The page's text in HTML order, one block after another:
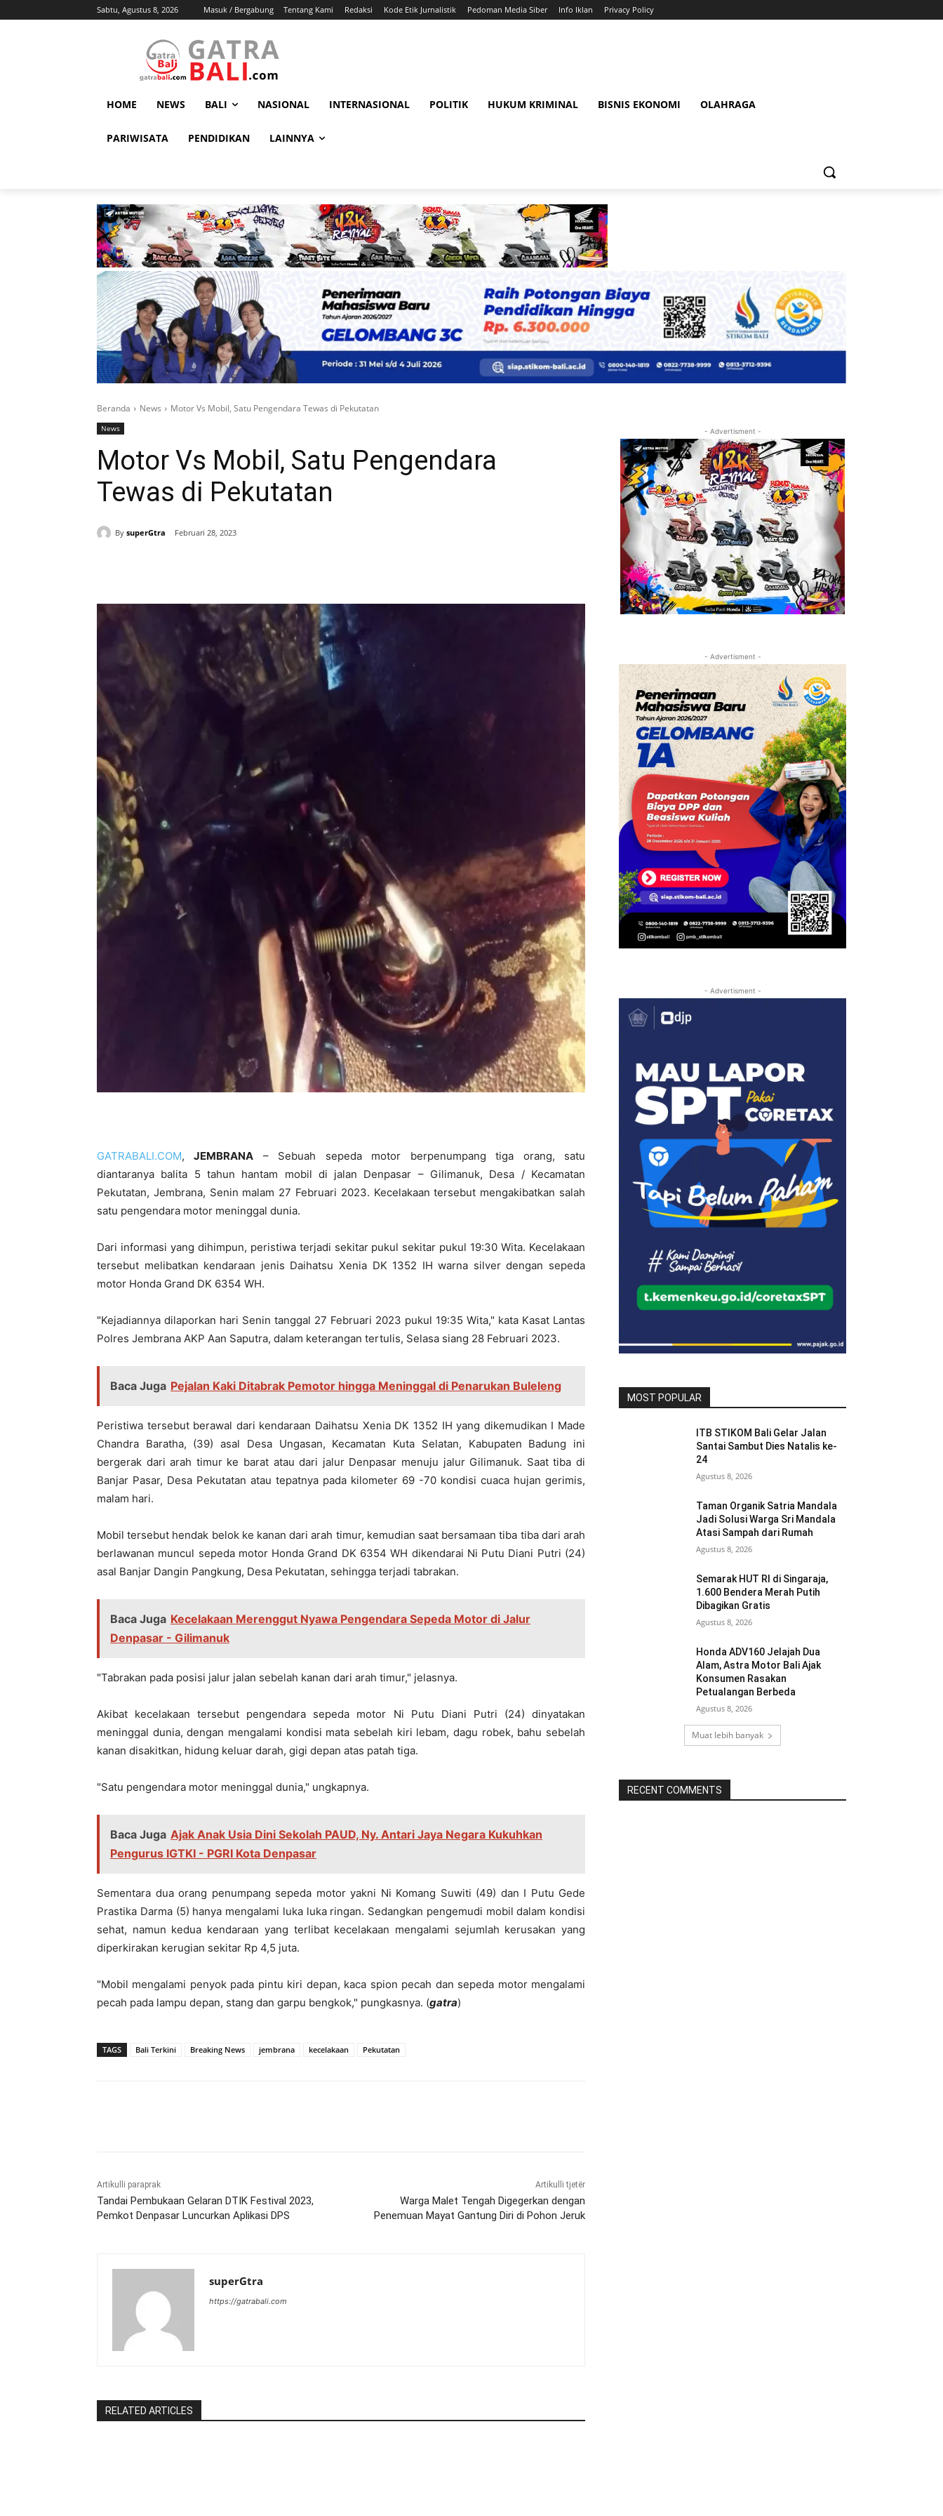
Sabtu, Agustus 8, 2026 Masuk / Bergabung Tentang Kami Redaksi Kode Etik Jurnalistik Pedoman Media Siber Info Iklan Privacy Policy
HOME NEWS BALI NASIONAL INTERNASIONAL POLITIK HUKUM KRIMINAL BISNIS EKONOMI OLAHRAGA
PARIWISATA PENDIDIKAN LAINNYA
Beranda News Motor Vs Mobil, Satu Pengendara Tewas di Pekutatan
News
Motor Vs Mobil, Satu Pengendara
Tewas di Pekutatan
By superGtra Februari 28, 2023
GATRABALI.COM,JEMBRANA – Sebuah sepeda motor berpenumpang tiga orang, satu
diantaranya balita 5 tahun hantam mobil di jalan Denpasar – Gilimanuk, Desa / Kecamatan
Pekutatan, Jembrana, Senin malam 27 Februari 2023. Kecelakaan tersebut mengakibatkan salah
satu pengendara motor meninggal dunia.
Dari informasi yang dihimpun, peristiwa terjadi sekitar pukul sekitar pukul 19:30 Wita. Kecelakaan
tersebut melibatkan kendaraan jenis Daihatsu Xenia DK 1352 IH warna silver dengan sepeda
motor Honda Grand DK 6354 WH.
"Kejadiannya dilaporkan hari Senin tanggal 27 Februari 2023 pukul 19:35 Wita," kata Kasat Lantas
Polres Jembrana AKP Aan Saputra, dalam keterangan tertulis, Selasa siang 28 Februari 2023.
Baca Juga Pejalan Kaki Ditabrak Pemotor hingga Meninggal di Penarukan Buleleng
Peristiwa tersebut berawal dari kendaraan Daihatsu Xenia DK 1352 IH yang dikemudikan I Made
Chandra Baratha, (39) asal Desa Ungasan, Kecamatan Kuta Selatan, Kabupaten Badung ini
bergerak dari arah timur ke barat atau dari jalur Denpasar menuju jalur Gilimanuk. Saat tiba di
Banjar Pasar, Desa Pekutatan atau tepatnya pada kilometer 69 -70 kondisi cuaca hujan gerimis,
malam hari.
Mobil tersebut hendak belok ke kanan dari arah timur, kemudian saat bersamaan tiba tiba dari arah
berlawanan muncul sepeda motor Honda Grand DK 6354 WH dikendarai Ni Putu Diani Putri (24)
asal Banjar Dangin Pangkung, Desa Pekutatan, sehingga terjadi tabrakan.
Baca Juga Kecelakaan Merenggut Nyawa Pengendara Sepeda Motor di Jalur
Denpasar - Gilimanuk
"Tabrakan pada posisi jalur jalan sebelah kanan dari arah timur," jelasnya.
Akibat kecelakaan tersebut pengendara sepeda motor Ni Putu Diani Putri (24) dinyatakan
meninggal dunia, dengan mengalami kondisi mata sebelah kiri lebam, dagu robek, bahu sebelah
kanan disakitkan, hidung keluar darah, gigi depan atas patah tiga.
"Satu pengendara motor meninggal dunia," ungkapnya.
Baca Juga Ajak Anak Usia Dini Sekolah PAUD, Ny. Antari Jaya Negara Kukuhkan
Pengurus IGTKI - PGRI Kota Denpasar
Sementara dua orang penumpang sepeda motor yakni Ni Komang Suwiti (49) dan I Putu Gede
Prastika Darma (5) hanya mengalami luka luka ringan. Sedangkan pengemudi mobil dalam kondisi
sehat, namun kedua kendaraan yang terlibat kecelakaan mengalami sejumlah kerusakan yang
diperkirakan kerugian sekitar Rp 4,5 juta.
"Mobil mengalami penyok pada pintu kiri depan, kaca spion pecah dan sepeda motor mengalami
pecah pada lampu depan, stang dan garpu bengkok," pungkasnya. (gatra)
TAGS Bali Terkini Breaking News jembrana kecelakaan Pekutatan
Artikulli paraprak
Tandai Pembukaan Gelaran DTIK Festival 2023,
Pemkot Denpasar Luncurkan Aplikasi DPS
Artikulli tjetër
Warga Malet Tengah Digegerkan dengan
Penemuan Mayat Gantung Diri di Pohon Jeruk
superGtra
https://gatrabali.com
RELATED ARTICLES
- Advertisment -
- Advertisment -
- Advertisment -
MOST POPULAR
ITB STIKOM Bali Gelar Jalan
Santai Sambut Dies Natalis ke-
24
Agustus 8, 2026
Taman Organik Satria Mandala
Jadi Solusi Warga Sri Mandala
Atasi Sampah dari Rumah
Agustus 8, 2026
Semarak HUT RI di Singaraja,
1.600 Bendera Merah Putih
Dibagikan Gratis
Agustus 8, 2026
Honda ADV160 Jelajah Dua
Alam, Astra Motor Bali Ajak
Konsumen Rasakan
Petualangan Berbeda
Agustus 8, 2026
Muat lebih banyak
RECENT COMMENTS